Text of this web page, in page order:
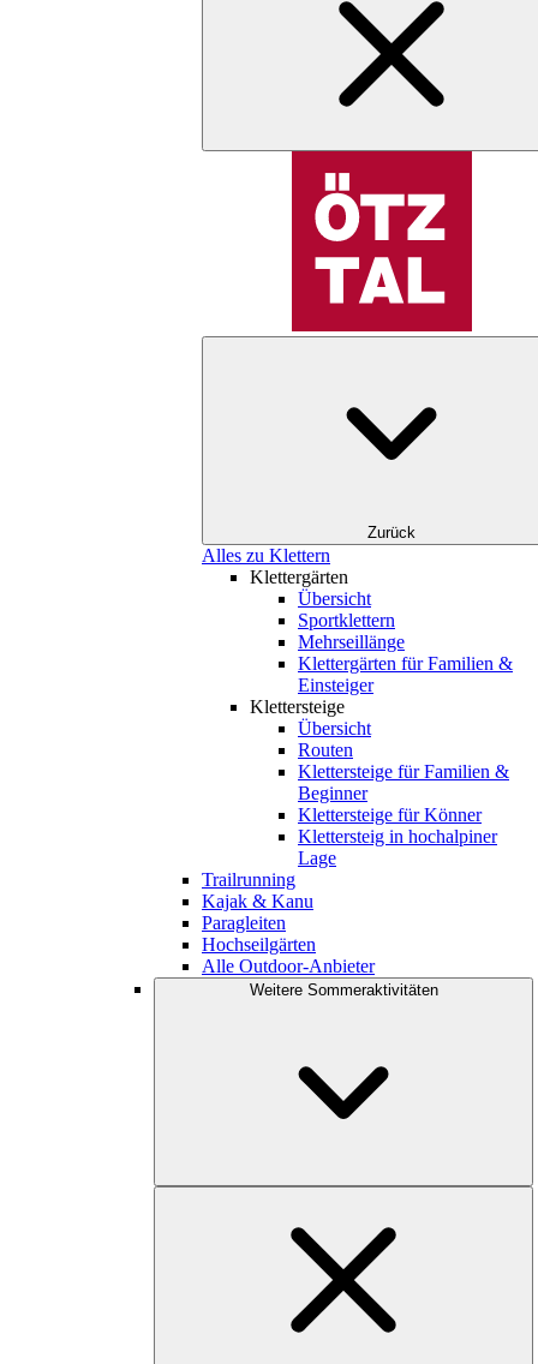
Zurück
Alles zu Klettern
Klettergärten
Übersicht
Sportklettern
Mehrseillänge
Klettergärten für Familien &
Einsteiger
Klettersteige
Übersicht
Routen
Klettersteige für Familien &
Beginner
Klettersteige für Könner
Klettersteig in hochalpiner
Lage
Trailrunning
Kajak & Kanu
Paragleiten
Hochseilgärten
Alle Outdoor-Anbieter
Weitere Sommeraktivitäten